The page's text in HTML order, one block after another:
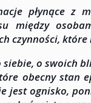
płynące z
między
czynności,
siebie, o swoich
obecny stan
jest ognisko,